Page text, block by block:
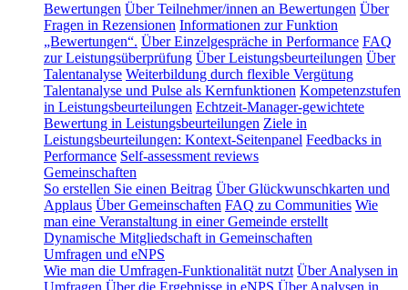
Bewertungen Über Teilnehmer/innen an Bewertungen Über
Fragen in Rezensionen Informationen zur Funktion
„Bewertungen“. Über Einzelgespräche in Performance FAQ
zur Leistungsüberprüfung Über Leistungsbeurteilungen Über
Talentanalyse Weiterbildung durch flexible Vergütung
Talentanalyse und Pulse als Kernfunktionen Kompetenzstufen
in Leistungsbeurteilungen Echtzeit-Manager-gewichtete
Bewertung in Leistungsbeurteilungen Ziele in
Leistungsbeurteilungen: Kontext-Seitenpanel Feedbacks in
Performance Self-assessment reviews
Gemeinschaften
So erstellen Sie einen Beitrag Über Glückwunschkarten und
Applaus Über Gemeinschaften FAQ zu Communities Wie
man eine Veranstaltung in einer Gemeinde erstellt
Dynamische Mitgliedschaft in Gemeinschaften
Umfragen und eNPS
Wie man die Umfragen-Funktionalität nutzt Über Analysen in
Umfragen Über die Ergebnisse in eNPS Über Analysen in